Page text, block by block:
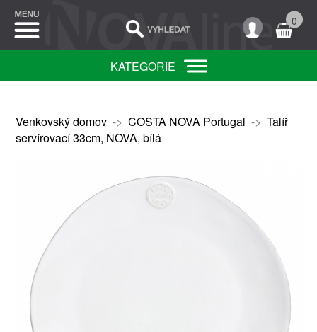
0
KATEGORIE
Venkovský domov-> COSTA NOVA Portugal -> Talíř
servírovací 33cm, NOVA, bílá